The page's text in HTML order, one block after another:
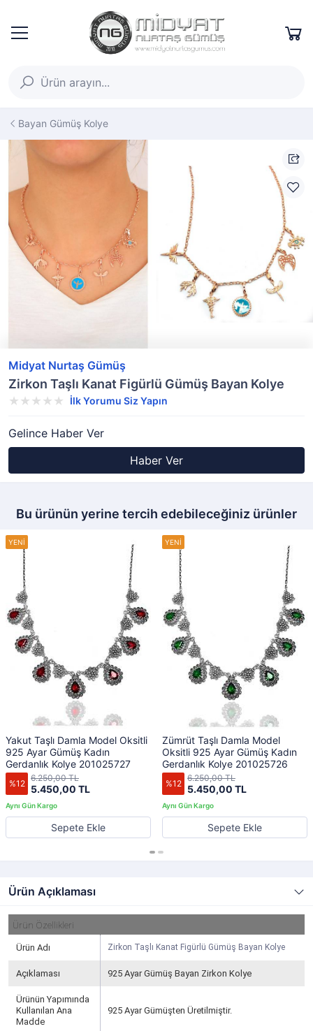
Bayan Gümüş Kolye
Midyat Nurtaş Gümüş
Zirkon Taşlı Kanat Figürlü Gümüş Bayan Kolye
İlk Yorumu Siz Yapın
Gelince Haber Ver
Haber Ver
Bu ürünün yerine tercih edebileceğiniz ürünler
Yakut Taşlı Damla Model Oksitli
925 Ayar Gümüş Kadın
Gerdanlık Kolye 201025727
%12 5.450,00 TL
6.250,00 TL
Sepete Ekle
Zümrüt Taşlı Damla Model
Oksitli 925 Ayar Gümüş Kadın
Gerdanlık Kolye 201025726
%12 5.450,00 TL
6.250,00 TL
Sepete Ekle
Ürün Açıklaması
Ürün Özellikleri
Ürün Adı Zirkon Taşlı Kanat Figürlü Gümüş Bayan Kolye
Açıklaması 925 Ayar Gümüş Bayan Zirkon Kolye
Ürünün Yapımında
Kullanılan Ana
Madde
925 Ayar Gümüşten Üretilmiştir.